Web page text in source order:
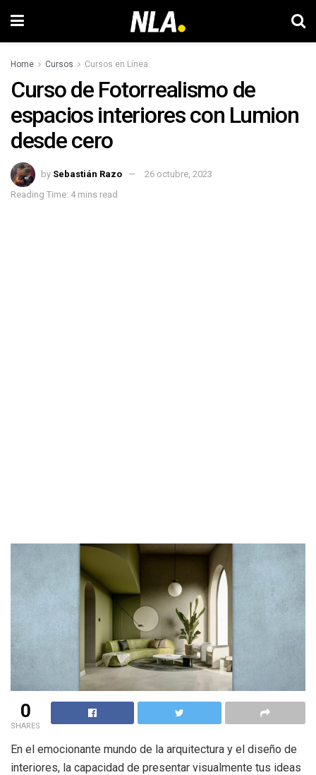
Home Cursos Cursos en Línea
Curso de Fotorrealismo de
espacios interiores con Lumion
desde cero
by Sebastián Razo
26 octubre, 2023
Reading Time: 4 mins read
0
SHARES
En el emocionante mundo de la arquitectura y el diseño de
interiores, la capacidad de presentar visualmente tus ideas